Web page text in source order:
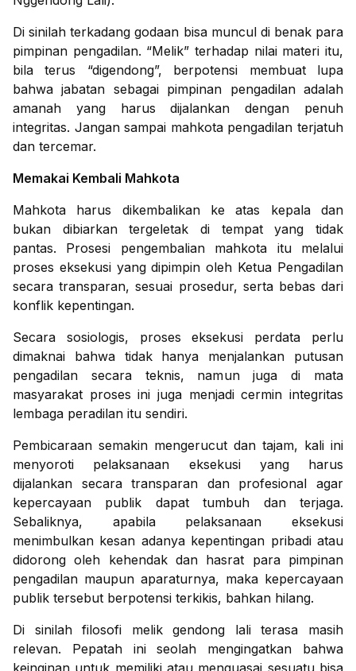
Di sinilah terkadang godaan bisa muncul di benak para
pimpinan pengadilan. “Melik” terhadap nilai materi itu,
bila terus “digendong”, berpotensi membuat lupa
bahwa jabatan sebagai pimpinan pengadilan adalah
amanah yang harus dijalankan dengan penuh
integritas. Jangan sampai mahkota pengadilan terjatuh
dan tercemar.
Memakai Kembali Mahkota
Mahkota harus dikembalikan ke atas kepala dan
bukan dibiarkan tergeletak di tempat yang tidak
pantas. Prosesi pengembalian mahkota itu melalui
proses eksekusi yang dipimpin oleh Ketua Pengadilan
secara transparan, sesuai prosedur, serta bebas dari
konflik kepentingan.
Secara sosiologis, proses eksekusi perdata perlu
dimaknai bahwa tidak hanya menjalankan putusan
pengadilan secara teknis, namun juga di mata
masyarakat proses ini juga menjadi cermin integritas
lembaga peradilan itu sendiri.
Pembicaraan semakin mengerucut dan tajam, kali ini
menyoroti pelaksanaan eksekusi yang harus
dijalankan secara transparan dan profesional agar
kepercayaan publik dapat tumbuh dan terjaga.
Sebaliknya, apabila pelaksanaan eksekusi
menimbulkan kesan adanya kepentingan pribadi atau
didorong oleh kehendak dan hasrat para pimpinan
pengadilan maupun aparaturnya, maka kepercayaan
publik tersebut berpotensi terkikis, bahkan hilang.
Di sinilah filosofi melik gendong lali terasa masih
relevan. Pepatah ini seolah mengingatkan bahwa